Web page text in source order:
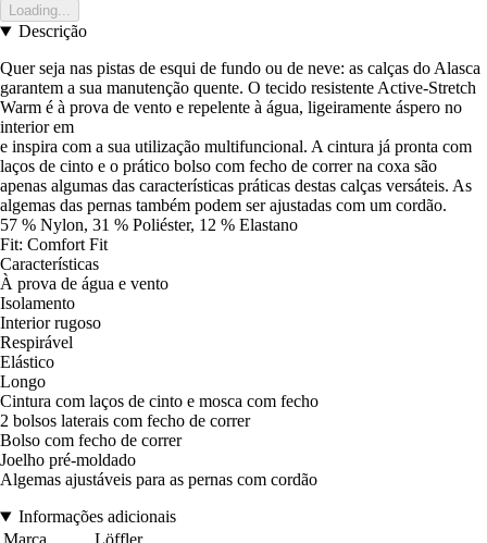
Loading...
Descrição
Quer seja nas pistas de esqui de fundo ou de neve: as calças do Alasca
garantem a sua manutenção quente. O tecido resistente Active-Stretch
Warm é à prova de vento e repelente à água, ligeiramente áspero no
interior em
e inspira com a sua utilização multifuncional. A cintura já pronta com
laços de cinto e o prático bolso com fecho de correr na coxa são
apenas algumas das características práticas destas calças versáteis. As
algemas das pernas também podem ser ajustadas com um cordão.
57 % Nylon, 31 % Poliéster, 12 % Elastano
Fit: Comfort Fit
Características
À prova de água e vento
Isolamento
Interior rugoso
Respirável
Elástico
Longo
Cintura com laços de cinto e mosca com fecho
2 bolsos laterais com fecho de correr
Bolso com fecho de correr
Joelho pré-moldado
Algemas ajustáveis para as pernas com cordão
Informações adicionais